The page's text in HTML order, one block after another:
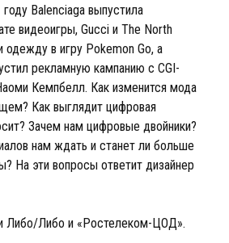
Balenсiaga выпустила
видеоигры, Gucci и The North
одежду в игру Pokemon Go, а
рекламную кампанию с CGI-
Кемпбелл. Как изменится мода
Как выглядит цифровая
Зачем нам цифровые двойники?
нам ждать и станет ли больше
На эти вопросы ответит дизайнер
Либо/Либо и «Ростелеком-ЦОД».